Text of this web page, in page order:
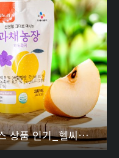
[CJ프레시웨이] 급식용 PB 주스 상품 인기_헬씨누리 주스 상품 ‘과채농장 시리즈’